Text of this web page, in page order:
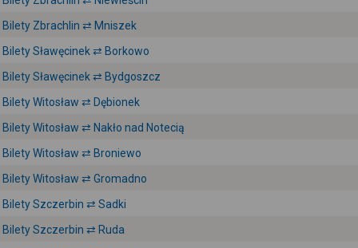
Bilety Zbrachlin ⇄ Mniszek
Bilety Sławęcinek ⇄ Borkowo
Bilety Sławęcinek ⇄ Bydgoszcz
Bilety Witosław ⇄ Dębionek
Bilety Witosław ⇄ Nakło nad Notecią
Bilety Witosław ⇄ Broniewo
Bilety Witosław ⇄ Gromadno
Bilety Szczerbin ⇄ Sadki
Bilety Szczerbin ⇄ Ruda